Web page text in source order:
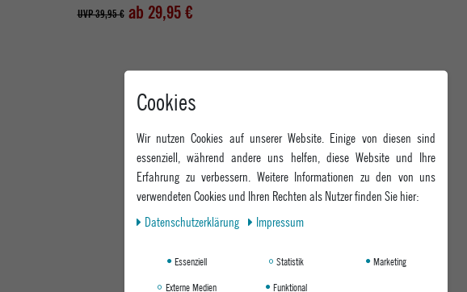
UVP 39,95 € ab 29,95 €
Cookies
Wir nutzen Cookies auf unserer Website. Einige von diesen sind
essenziell, während andere uns helfen, diese Website und Ihre
Erfahrung zu verbessern. Weitere Informationen zu den von uns
verwendeten Cookies und Ihren Rechten als Nutzer finden Sie hier:
Daten­schutz­erklärung
Impressum
Essenziell Statistik
Marketing
Externe Medien
Funktional